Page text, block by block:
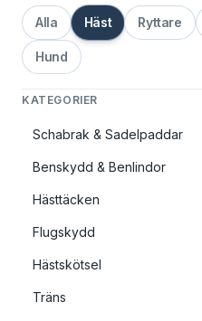
Alla Häst Ryttare
Hund
KATEGORIER
Schabrak & Sadelpaddar
Benskydd & Benlindor
Hästtäcken
Flugskydd
Hästskötsel
Träns